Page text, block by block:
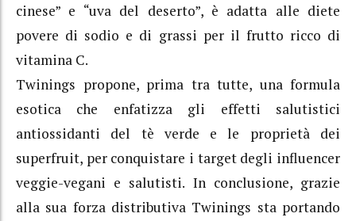
cinese” e “uva del deserto”, è adatta alle diete
povere di sodio e di grassi per il frutto ricco di
vitamina C.
Twinings propone, prima tra tutte, una formula
esotica che enfatizza gli effetti salutistici
antiossidanti del tè verde e le proprietà dei
superfruit, per conquistare i target degli influencer
veggie-vegani e salutisti. In conclusione, grazie
alla sua forza distributiva Twinings sta portando